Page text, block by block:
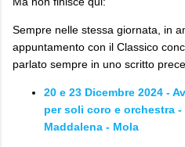
Sempre nelle stessa giornata, in
appuntamento con il Classico
parlato sempre in uno scritto
20 e 23 Dicembre 2024 -
per soli coro e orchestra
Maddalena - Mola